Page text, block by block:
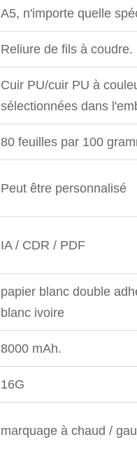
A5, n'importe quelle
Reliure de fils à coudre.
Cuir PU/cuir PU à
sélectionnées dans
80 feuilles par 100
Peut être personnalisé
IA / CDR / PDF
papier blanc double
blanc ivoire
8000 mAh.
16G
marquage à chaud /